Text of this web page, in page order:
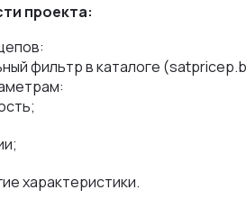
проекта:
фильтр в каталоге
характеристики.